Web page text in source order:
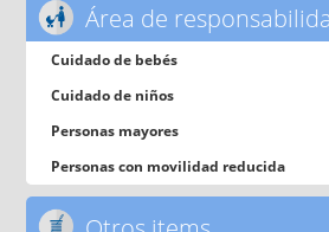
Área de
Cuidado de bebés
Cuidado de niños
Personas mayores
Personas con movilidad reducida